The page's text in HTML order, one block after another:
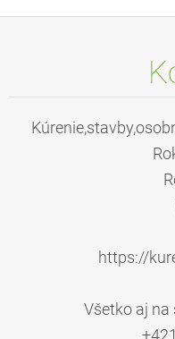
https://
Všetko aj na